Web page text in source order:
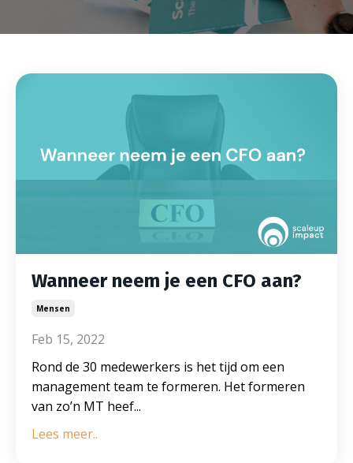
Wanneer neem je een CFO aan?
Mensen
Feb 15, 2022
Rond de 30 medewerkers is het tijd om een
management team te formeren. Het formeren
van zo’n MT heef...
Lees meer..